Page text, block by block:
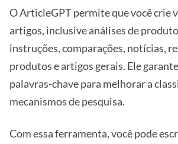
O ArticleGPT permite que você crie
artigos, inclusive análises de
instruções, comparações, notícias,
produtos e artigos gerais. Ele
palavras-chave para melhorar a
mecanismos de pesquisa.
Com essa ferramenta, você pode